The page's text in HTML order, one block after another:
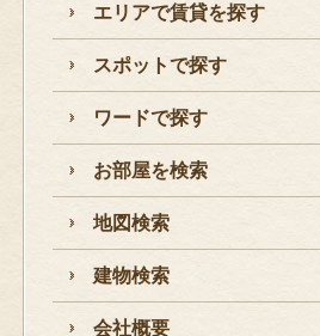
エリアで賃貸を探す
スポットで探す
ワードで探す
お部屋を検索
地図検索
建物検索
会社概要